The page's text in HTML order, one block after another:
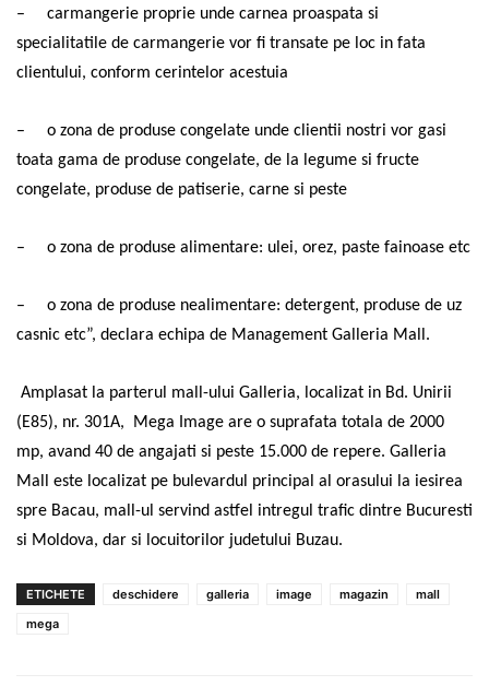
–
carmangerie proprie unde carnea proaspata si
specialitatile de carmangerie vor fi transate pe loc in fata
clientului, conform cerintelor acestuia
–
o zona de produse congelate unde clientii nostri vor gasi
toata gama de produse congelate, de la legume si fructe
congelate, produse de patiserie, carne si peste
– o zona de produse alimentare: ulei, orez, paste fainoase etc
–
o zona de produse nealimentare: detergent, produse de uz
casnic etc”, declara echipa de Management Galleria Mall.
Amplasat la parterul mall-ului Galleria, localizat in Bd. Unirii
(E85), nr. 301A,
Mega Image are o suprafata totala de 2000
mp, avand 40 de angajati si peste 15.000 de repere. Galleria
Mall este localizat pe bulevardul principal al orasului la iesirea
spre Bacau, mall-ul servind astfel intregul trafic dintre Bucuresti
si Moldova, dar si locuitorilor judetului Buzau.
ETICHETE deschidere galleria image magazin
mall
mega